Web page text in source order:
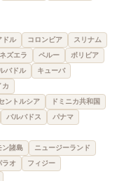
ドル コロンビア
スリナム
ズエラ ペルー ボリビア
バドル
キューバ
カ
ントルシア
ドミニカ共和国
バルバドス
パナマ
ン諸島
ニュージーランド
ラオ
フィジー